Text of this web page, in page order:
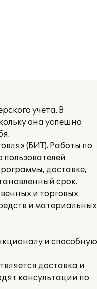
учета. В
она успешно
(БИТ). Работы по
доставке,
срок.
и торговых
и материальных
и способную
доставка и
консультации по